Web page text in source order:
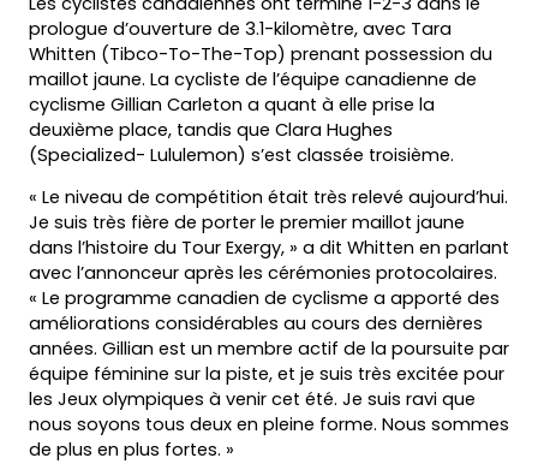
prologue d’ouverture de 3.1-kilomètre, avec Tara
Whitten (Tibco-To-The-Top) prenant possession du
maillot jaune. La cycliste de l’équipe canadienne de
cyclisme Gillian Carleton a quant à elle prise la
deuxième place, tandis que Clara Hughes
(Specialized- Lululemon) s’est classée troisième.
« Le niveau de compétition était très relevé aujourd’hui.
Je suis très fière de porter le premier maillot jaune
dans l’histoire du Tour Exergy, » a dit Whitten en parlant
avec l’annonceur après les cérémonies protocolaires.
« Le programme canadien de cyclisme a apporté des
améliorations considérables au cours des dernières
années. Gillian est un membre actif de la poursuite par
équipe féminine sur la piste, et je suis très excitée pour
les Jeux olympiques à venir cet été. Je suis ravi que
nous soyons tous deux en pleine forme. Nous sommes
de plus en plus fortes. »